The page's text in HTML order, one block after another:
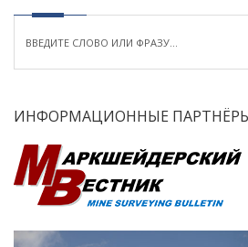
ИНФОРМАЦИОННЫЕ